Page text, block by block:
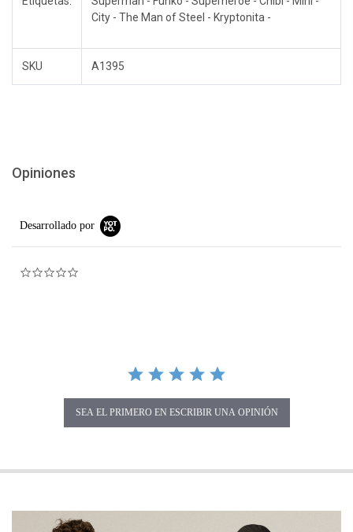
City - The Man of Steel - Kryptonita -
SKU A1395
Opiniones
Desarrollado por
SEA EL PRIMERO EN ESCRIBIR UNA OPINIÓN